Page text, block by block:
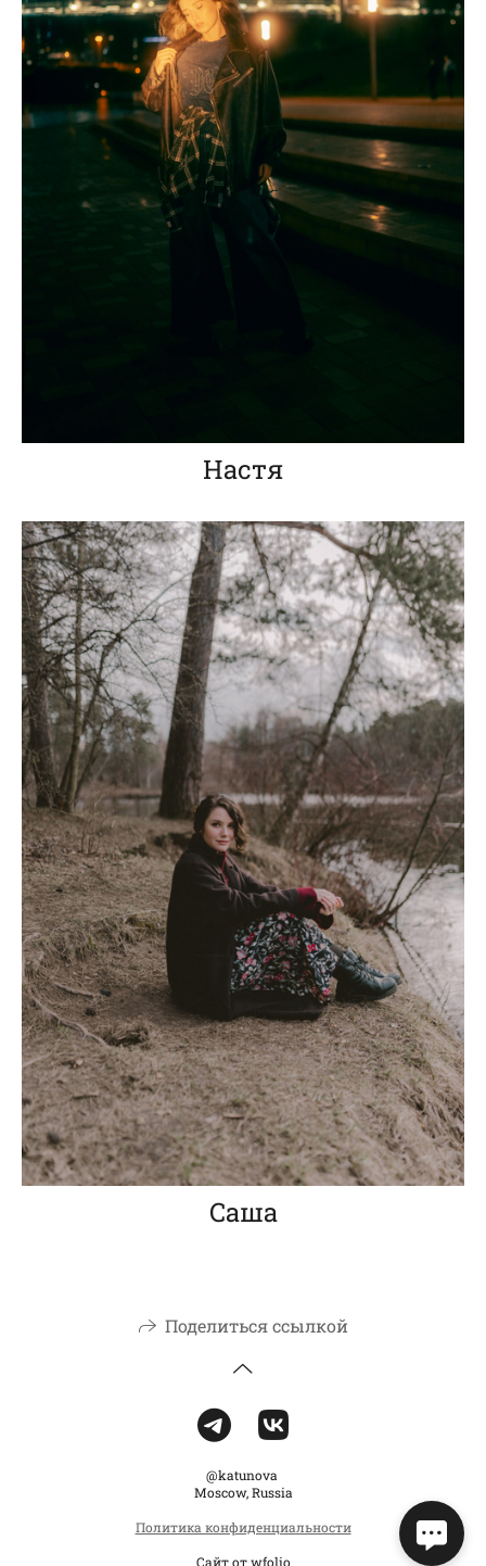
Настя
Саша
Поделиться ссылкой
@katunova
Moscow, Russia
Политика конфиденциальности
Сайт отwfolio